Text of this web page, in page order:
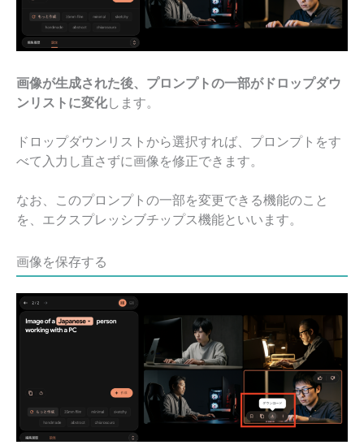
画像が生成された後、プロンプトの一部がドロップダウ
ンリストに変化します。
ドロップダウンリストから選択すれば、プロンプトをす
べて入力し直さずに画像を修正できます。
なお、このプロンプトの一部を変更できる機能のこと
を、エクスプレッシブチップス機能といいます。
画像を保存する